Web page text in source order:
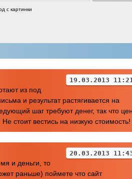
с картинки
19.03.2013
из под
и результат растягивается на
шаг требуют денег, так что
стоит вестись на низкую стоимость!
20.03.2013
и деньги, то
раньше) поймете что сайт